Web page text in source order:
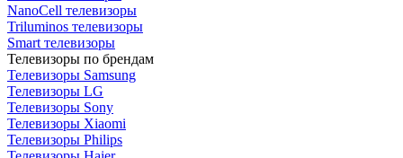
NanoCell телевизоры
Triluminos телевизоры
Smart телевизоры
Телевизоры по брендам
Телевизоры Samsung
Телевизоры LG
Телевизоры Sony
Телевизоры Xiaomi
Телевизоры Philips